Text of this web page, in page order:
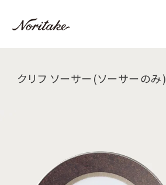
クリフ ソーサー(ソーサーのみ)